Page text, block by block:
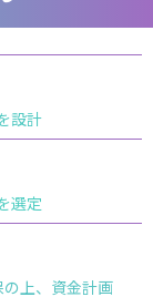
設計
選定
上、資金計画